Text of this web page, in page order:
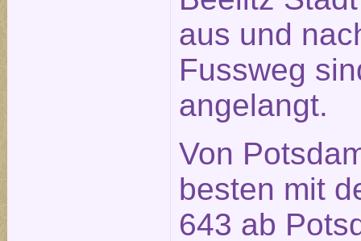
aus und
Fussweg
angelangt.
Von
besten mit
643 ab